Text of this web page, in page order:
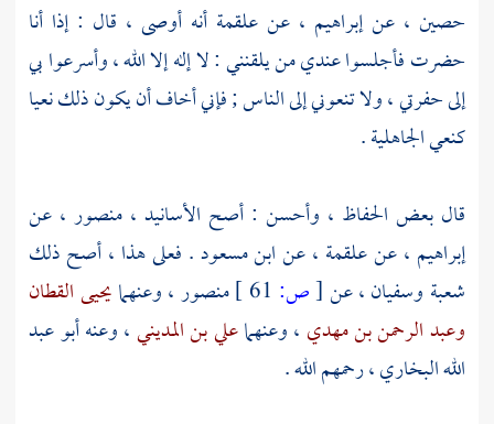
حصين ، عنإبراهيم ، عن علقمة أنه أوصى ، قال : إذا أنا
حضرت فأجلسوا عندي من يلقنني : لا إله إلا الله ، وأسرعوا بي
إلى حفرتي ، ولا تنعوني إلى الناس ; فإني أخاف أن يكون ذلك نعيا
كنعي الجاهلية .
قال بعض الحفاظ ، وأحسن : أصح الأسانيد ، منصور ، عن
إبراهيم ، عنعلقمة ، عنابن مسعود. فعلى هذا ، أصح ذلك
شعبة وسفيان، عن[ص: منصور، وعنهمايحيى القطان
وعبد الرحمن بن مهدي ، وعنهماعلي بن المديني، وعنهأبو عبد
الله البخاري، رحمهم الله .